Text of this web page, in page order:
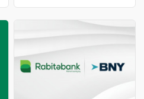
Taleh Kazımov çıxış edir